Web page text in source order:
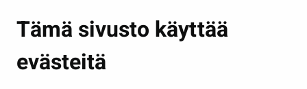
Tämä sivusto käyttää
evästeitä
Kasvatus ja opetus
Kulttuuri ja liikunta